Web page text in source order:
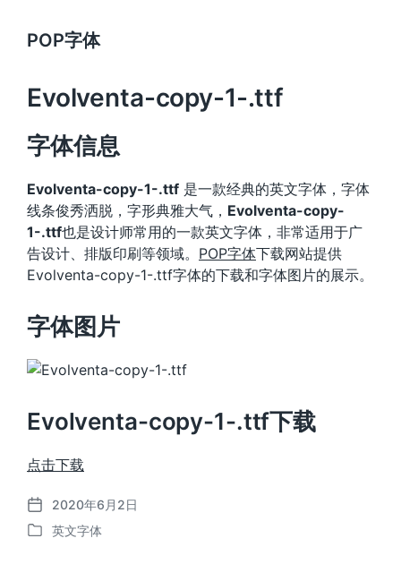
POP字体
Evolventa-copy-1-.ttf
字体信息
Evolventa-copy-1-.ttf 是一款经典的英文字体，字体
线条俊秀洒脱，字形典雅大气， Evolventa-copy-
1-.ttf也是设计师常用的一款英文字体，非常适用于广
告设计、排版印刷等领域。 POP字体下载网站提供
Evolventa-copy-1-.ttf字体的下载和字体图片的展示。
字体图片
Evolventa-copy-1-.ttf下载
点击下载
发
布
2020年6月2日
发
英文字体